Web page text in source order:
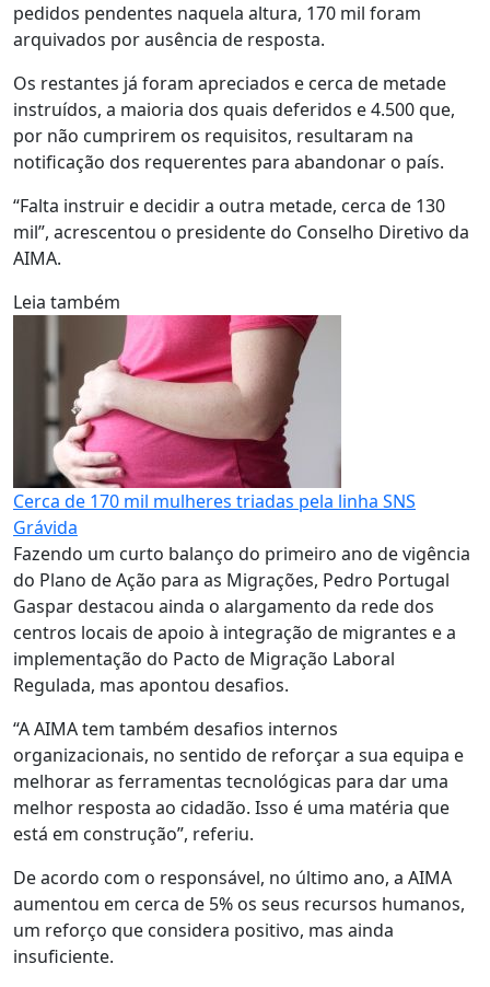
pedidos pendentes naquela altura, 170 mil foram
arquivados por ausência de resposta.
Os restantes já foram apreciados e cerca de metade
instruídos, a maioria dos quais deferidos e 4.500 que,
por não cumprirem os requisitos, resultaram na
notificação dos requerentes para abandonar o país.
“Falta instruir e decidir a outra metade, cerca de 130
mil”, acrescentou o presidente do Conselho Diretivo da
AIMA.
Leia também
Cerca de 170 mil mulheres triadas pela linha SNS
Grávida
Fazendo um curto balanço do primeiro ano de vigência
do Plano de Ação para as Migrações, Pedro Portugal
Gaspar destacou ainda o alargamento da rede dos
centros locais de apoio à integração de migrantes e a
implementação do Pacto de Migração Laboral
Regulada, mas apontou desafios.
“A AIMA tem também desafios internos
organizacionais, no sentido de reforçar a sua equipa e
melhorar as ferramentas tecnológicas para dar uma
melhor resposta ao cidadão. Isso é uma matéria que
está em construção”, referiu.
De acordo com o responsável, no último ano, a AIMA
aumentou em cerca de 5% os seus recursos humanos,
um reforço que considera positivo, mas ainda
insuficiente.